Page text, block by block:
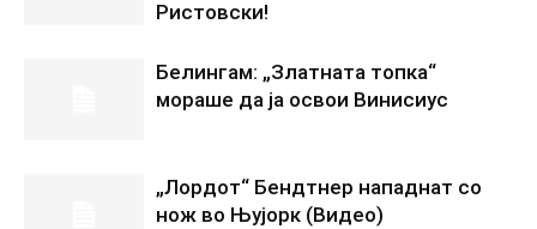
Ристовски!
Белингам: „Златната топка“
мораше да ја освои Винисиус
„Лордот“ Бендтнер нападнат со
нож во Њујорк (Видео)